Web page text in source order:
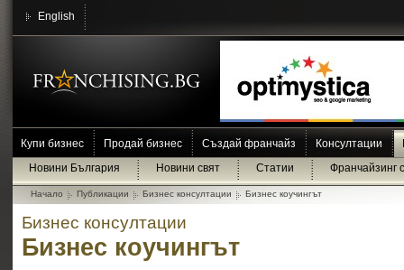
English
Купи бизнес Продай бизнес Създай франчайз Консултации
Новини България
Новини свят Статии Франчайзинг
Начало Публикации Бизнес консултации Бизнес коучингът
Бизнес консултации
Бизнес коучингът